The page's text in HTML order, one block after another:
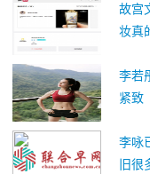
故宫
妆真
李若
紧致
李咏
旧很